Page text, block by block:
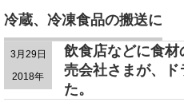
冷蔵、冷凍食品の搬送に
3月29日
2018年
飲食店などに食
売会社さまが、ド
た。